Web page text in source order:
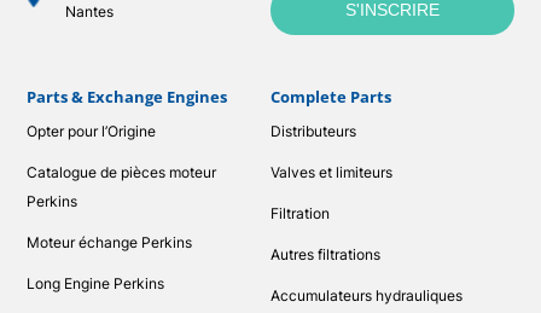
Parts & Exchange Engines
Opter pour l’Origine
Catalogue de pièces moteur
Perkins
Moteur échange Perkins
Long Engine Perkins
Nantes
Complete Parts
Distributeurs
Valves et limiteurs
Filtration
Autres filtrations
Accumulateurs hydrauliques